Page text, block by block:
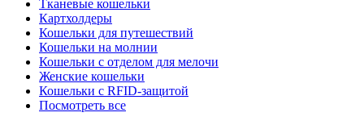
Тканевые кошельки
Картхолдеры
Кошельки для путешествий
Кошельки на молнии
Кошельки с отделом для мелочи
Женские кошельки
Кошельки с RFID-защитой
Посмотреть все